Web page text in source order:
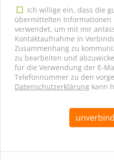
Ich willige ein, dass die
übermittelten Informationen
verwendet, um mit mir
Kontaktaufnahme in
Zusammenhang zu
zu bearbeiten und
für die Verwendung der E-
Telefonnummer zu den
Datenschutzerklärung kann